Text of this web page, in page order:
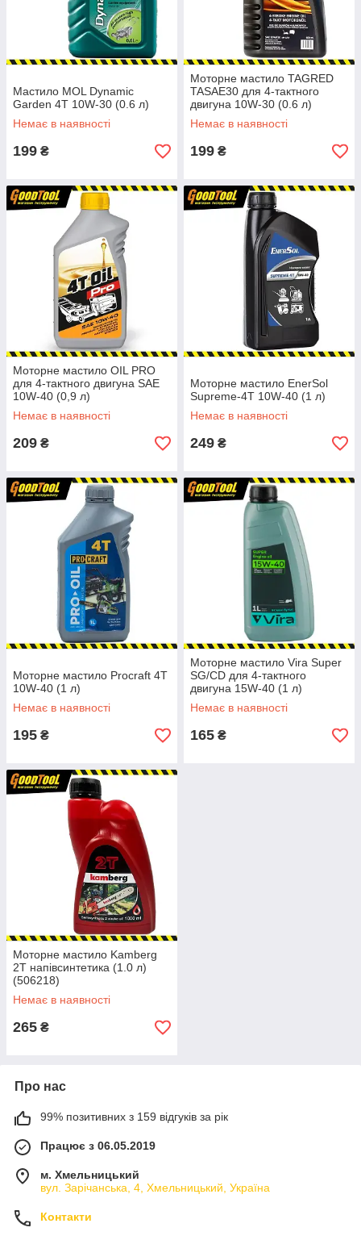
Мастило MOL Dynamic
Garden 4T 10W-30 (0.6 л)
Немає в наявності
199 ₴
Моторне мастило TAGRED
TASAE30 для 4-тактного
двигуна 10W-30 (0.6 л)
Немає в наявності
199 ₴
Моторне мастило OIL PRO
для 4-тактного двигуна SAE
10W-40 (0,9 л)
Немає в наявності
209 ₴
Моторне мастило EnerSol
Supreme-4T 10W-40 (1 л)
Немає в наявності
249 ₴
Моторне мастило Procraft 4Т
10W-40 (1 л)
Немає в наявності
195 ₴
Моторне мастило Vira Super
SG/CD для 4-тактного
двигуна 15W-40 (1 л)
Немає в наявності
165 ₴
Моторне мастило Kamberg
2T напівсинтетика (1.0 л)
(506218)
Немає в наявності
265 ₴
Про нас
99% позитивних з 159 відгуків за рік
Працює з 06.05.2019
м. Хмельницький
вул. Зарічанська, 4, Хмельницький, Україна
Контакти